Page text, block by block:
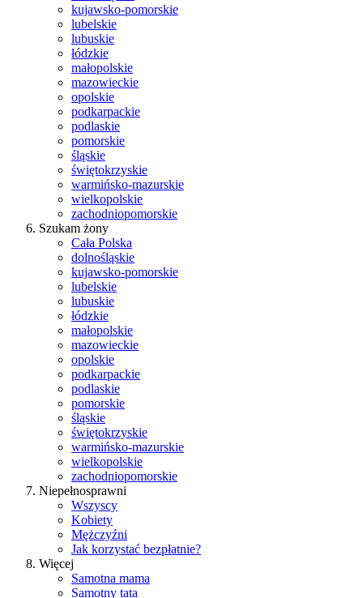
kujawsko-pomorskie
lubelskie
lubuskie
łódzkie
małopolskie
mazowieckie
opolskie
podkarpackie
podlaskie
pomorskie
śląskie
świętokrzyskie
warmińsko-mazurskie
wielkopolskie
zachodniopomorskie
Szukam żony
Cała Polska
dolnośląskie
kujawsko-pomorskie
lubelskie
lubuskie
łódzkie
małopolskie
mazowieckie
opolskie
podkarpackie
podlaskie
pomorskie
śląskie
świętokrzyskie
warmińsko-mazurskie
wielkopolskie
zachodniopomorskie
Niepełnosprawni
Wszyscy
Kobiety
Mężczyźni
Jak korzystać bezpłatnie?
Więcej
Samotna mama
Samotny tata